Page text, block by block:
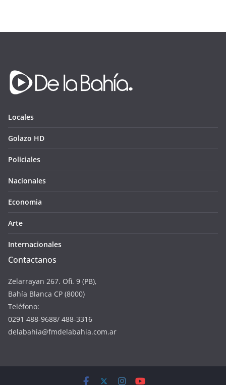
Locales
Golazo HD
Policiales
Nacionales
Economia
Arte
Internacionales
Contactanos
Zelarrayan 267. Ofi. 9 (PB),
Bahía Blanca CP (8000)
Teléfono:
0291 488-9688/ 488-3316
delabahia@fmdelabahia.com.ar